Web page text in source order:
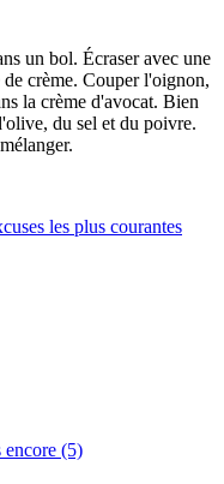
un bol. Écraser avec une
crème. Couper l'oignon,
la crème d'avocat. Bien
du sel et du poivre.
les plus courantes
encore (5)